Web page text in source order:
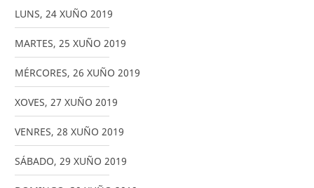
LUNS, 24 XUÑO 2019
MARTES, 25 XUÑO 2019
MÉRCORES, 26 XUÑO 2019
XOVES, 27 XUÑO 2019
VENRES, 28 XUÑO 2019
SÁBADO, 29 XUÑO 2019